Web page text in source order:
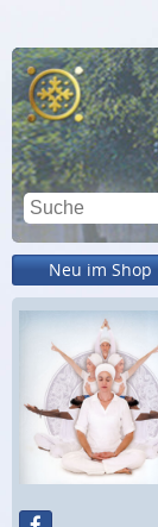
Neu im Shop